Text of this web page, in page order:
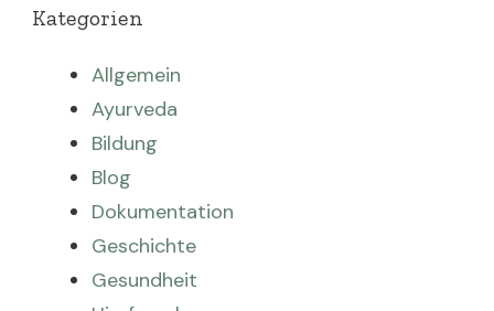
Kategorien
Allgemein
Ayurveda
Bildung
Blog
Dokumentation
Geschichte
Gesundheit